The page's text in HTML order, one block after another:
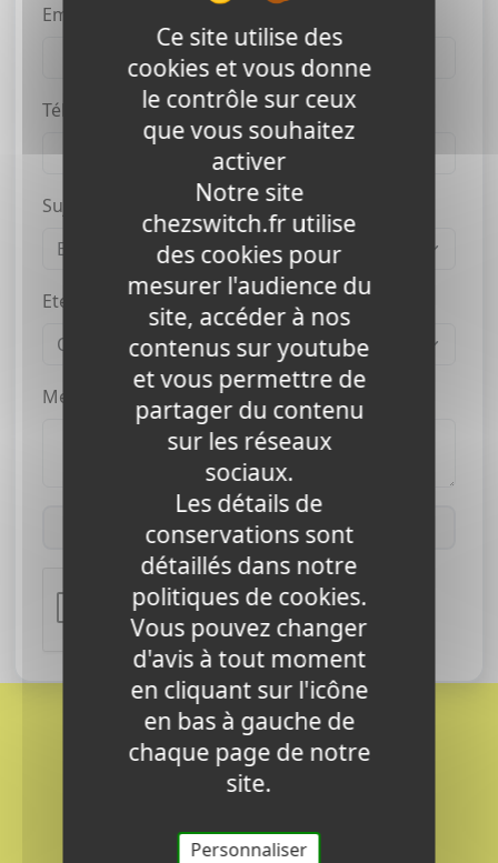
Email *
Téléphone
Sujet *
Etes-vous client ? *
Message *
Envoyer
Ce site utilise des
cookies et vous donne
le contrôle sur ceux
que vous souhaitez
activer
Notre site
chezswitch.fr utilise
des cookies pour
mesurer l'audience du
site, accéder à nos
contenus sur youtube
et vous permettre de
partager du contenu
sur les réseaux
sociaux.
Les détails de
conservations sont
détaillés dans notre
politiques de cookies.
Vous pouvez changer
d'avis à tout moment
en cliquant sur l'icône
en bas à gauche de
chaque page de notre
site.
Personnaliser